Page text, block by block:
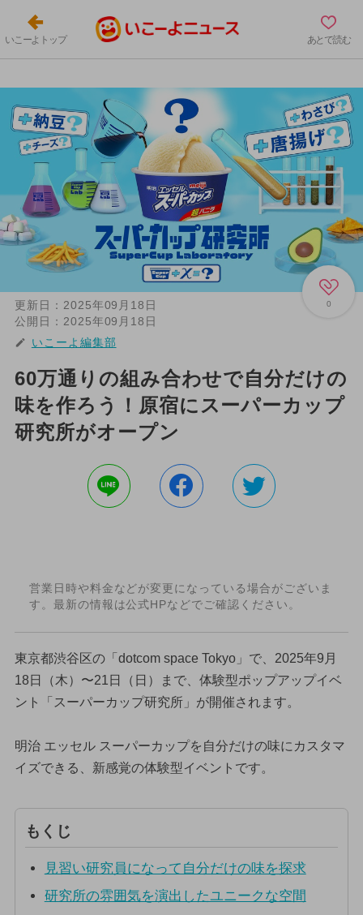
いこーよトップ あとで読む
0
更新日： 2025年09月18日
公開日： 2025年09月18日
いこーよ編集部
60万通りの組み合わせで自分だけの
味を作ろう！原宿にスーパーカップ
研究所がオープン
営業日時や料金などが変更になっている場合がございま
す。最新の情報は公式HPなどでご確認ください。
東京都渋谷区の「dotcom space Tokyo」で、2025年9月
18日（木）〜21日（日）まで、体験型ポップアップイベ
ント「スーパーカップ研究所」が開催されます。
明治 エッセル スーパーカップを自分だけの味にカスタマ
イズできる、新感覚の体験型イベントです。
もくじ
見習い研究員になって自分だけの味を探求
研究所の雰囲気を演出したユニークな空間